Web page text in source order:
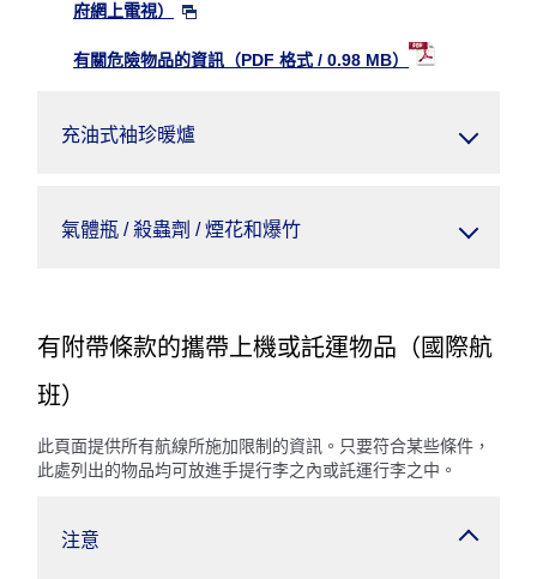
府網上電視）
有關危險物品的資訊（PDF 格式 / 0.98 MB）
充油式袖珍暖爐
氣體瓶 / 殺蟲劑 / 煙花和爆竹
有附帶條款的攜帶上機或託運物品（國際航
班）
此頁面提供所有航線所施加限制的資訊。只要符合某些條件，
此處列出的物品均可放進手提行李之內或託運行李之中。
注意